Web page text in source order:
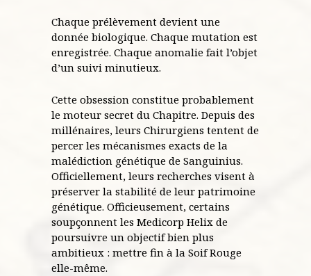
Chaque prélèvement devient une
donnée biologique. Chaque mutation est
enregistrée. Chaque anomalie fait l’objet
d’un suivi minutieux.
Cette obsession constitue probablement
le moteur secret du Chapitre. Depuis des
millénaires, leurs Chirurgiens tentent de
percer les mécanismes exacts de la
malédiction génétique de Sanguinius.
Officiellement, leurs recherches visent à
préserver la stabilité de leur patrimoine
génétique. Officieusement, certains
soupçonnent les Medicorp Helix de
poursuivre un objectif bien plus
ambitieux : mettre fin à la Soif Rouge
elle-même.